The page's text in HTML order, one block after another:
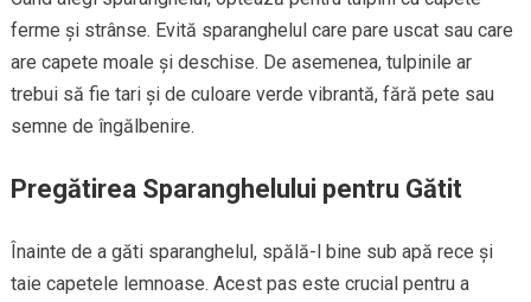
ferme și strânse. Evită sparanghelul care pare uscat sau care
are capete moale și deschise. De asemenea, tulpinile ar
trebui să fie tari și de culoare verde vibrantă, fără pete sau
semne de îngălbenire.
Pregătirea Sparanghelului pentru Gătit
Înainte de a găti sparanghelul, spălă-l bine sub apă rece și
taie capetele lemnoase. Acest pas este crucial pentru a